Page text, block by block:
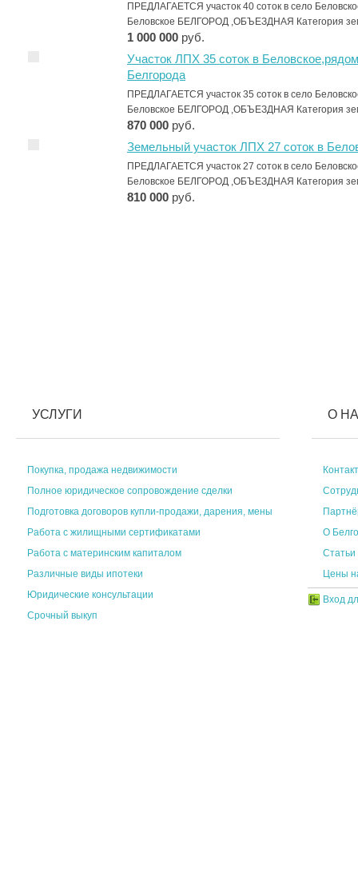
ПРЕДЛАГАЕТСЯ участок 40 соток в село
Беловское БЕЛГОРОД ,ОБЪЕЗДНАЯ Категория
1 000 000 руб.
Участок ЛПХ 35 соток в
Белгорода
ПРЕДЛАГАЕТСЯ участок 35 соток в село
Беловское БЕЛГОРОД ,ОБЪЕЗДНАЯ Категория
870 000 руб.
Земельный участок ЛПХ 27 соток в
ПРЕДЛАГАЕТСЯ участок 27 соток в село
Беловское БЕЛГОРОД ,ОБЪЕЗДНАЯ Категория
810 000 руб.
УСЛУГИ
Покупка, продажа недвижимости
Полное юридическое сопровождение сделки
Подготовка договоров купли-продажи, дарения, мены
Работа с жилищными сертификатами
Работа с материнским капиталом
Различные виды ипотеки
Юридические консультации
Срочный выкуп
О
О
Статьи
Цены
Вход